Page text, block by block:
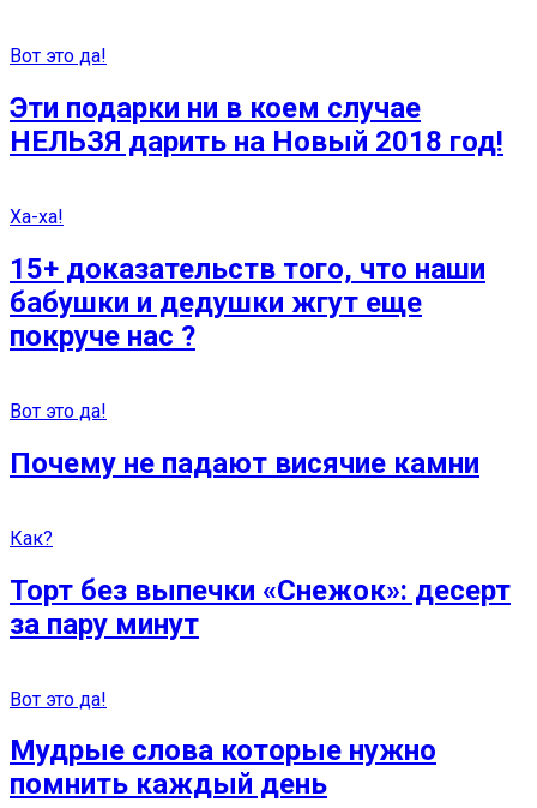
Вот это да!
Эти подарки ни в коем случае
НЕЛЬЗЯ дарить на Новый 2018 год!
Ха-ха!
15+ доказательств того, что наши
бабушки и дедушки жгут еще
покруче нас ?
Вот это да!
Почему не падают висячие камни
Как?
Торт без выпечки «Снежок»: десерт
за пару минут
Вот это да!
Мудрые слова которые нужно
помнить каждый день